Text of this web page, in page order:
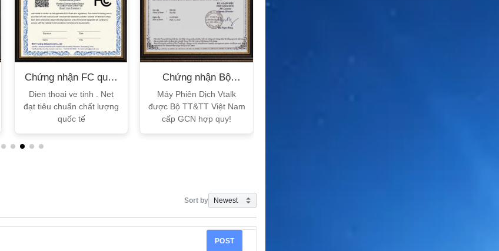
Chứng nhận FC quốc
tế
Dien thoai ve tinh . Net
đạt tiêu chuẩn chất lượng
quốc tế
Chứng nhận Bộ
TT&TT
Máy Phiên Dịch Vtalk
được Bộ TT&TT Việt Nam
cấp GCN hợp quy!
Sort by
POST